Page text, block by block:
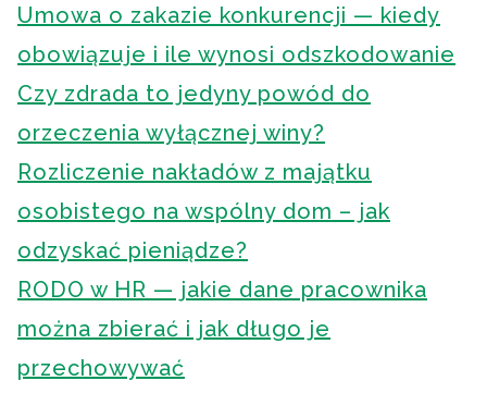
Umowa o zakazie konkurencji — kiedy
obowiązuje i ile wynosi odszkodowanie
Czy zdrada to jedyny powód do
orzeczenia wyłącznej winy?
Rozliczenie nakładów z majątku
osobistego na wspólny dom – jak
odzyskać pieniądze?
RODO w HR — jakie dane pracownika
można zbierać i jak długo je
przechowywać